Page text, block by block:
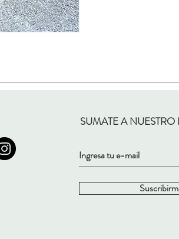
SUMATE A NUESTRO